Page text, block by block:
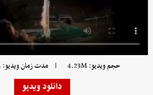
حجم ویدیو: 4.23M | مدت زمان ویدیو: 00:00:34
دانلود ویدیو